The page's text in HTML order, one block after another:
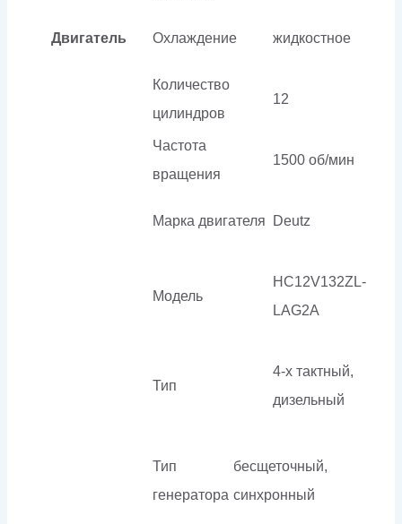
Двигатель Охлаждение жидкостное
Количество
цилиндров
12
Частота
вращения
1500 об/мин
Марка двигателя Deutz
Модель
HC12V132ZL-
LAG2A
Тип
4-х тактный,
дизельный
Тип
генератора
бесщеточный,
синхронный